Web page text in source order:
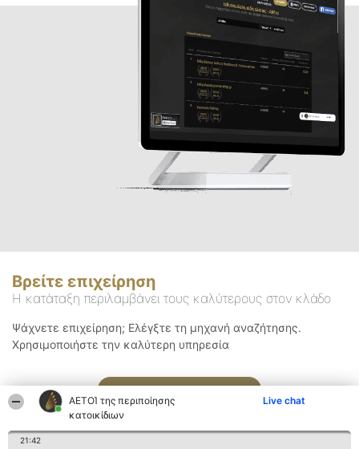
ΑΕΤΟΊ της περιποίησης
κατοικίδιων
Live chat
21:42
Βρείτε επιχείρηση
Η κατάταξη περιλαμβάνει τους καλύτερους στον κλάδο
Ψάχνετε επιχείρηση; Ελέγξτε τη μηχανή αναζήτησης.
Χρησιμοποιήστε την καλύτερη υπηρεσία
Αναζήτηση